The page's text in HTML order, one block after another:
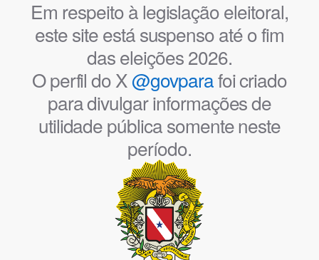
Em respeito à legislação eleitoral,
este site está suspenso até o fim
das eleições 2026.
O perfil do X@govparafoi criado
para divulgar informações de
utilidade pública somente neste
período.